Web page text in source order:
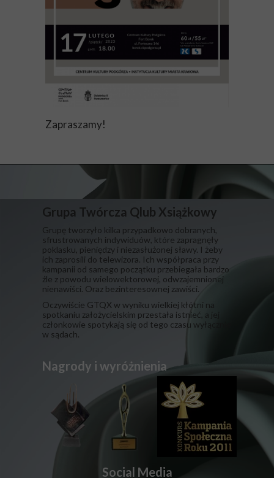
Zapraszamy!
Grupa Twórcza Qlub Xsiążkowy
Grupę tworzyło kilka przypadkowo dobranych,
sfrustrowanych indywiduów, które zapragnęły
poklasku, pieniędzy i niezasłużonej sławy. I żeby
ich zaprosili do telewizora. Ich współpraca przy
kampanii od samego początku przebiegała bardzo
źle z powodu wielowektorowej, odwzajemnionej
nienawiści. Oraz bezinteresownej zawiści.
​Oczywiście GTQX w wyniku wielkiej kłótni na
spotkaniu założycielskim przestała istnieć, a jej
członkowie spotykają się od tego czasu wyłącznie
w sądach.
Social Media
Nagrody i wyróżnienia